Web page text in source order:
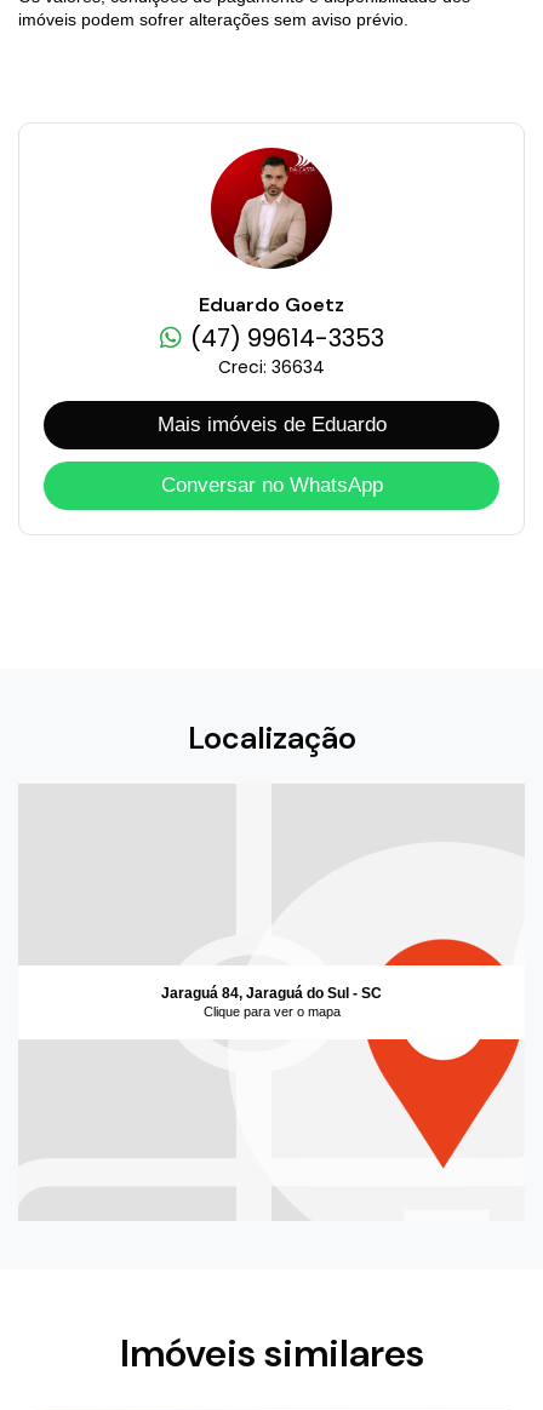
imóveis podem sofrer alterações sem aviso prévio.
Eduardo Goetz
(47) 99614-3353
Creci: 36634
Mais imóveis de Eduardo
Conversar no WhatsApp
Localização
Jaraguá 84, Jaraguá do Sul - SC
Clique para ver o mapa
Imóveis similares